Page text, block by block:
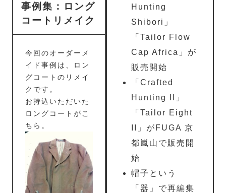
事例集：ロング
コートリメイク
今回のオーダーメ
イド事例は、ロン
グコートのリメイ
クです。
お持込いただいた
ロングコートがこ
ちら。
Hunting
Shibori」
「Tailor Flow
Cap Africa」が
販売開始
「Crafted
Hunting II」
「Tailor Eight
II」がFUGA 京
都嵐山で販売開
始
帽子という
「器」で再編集